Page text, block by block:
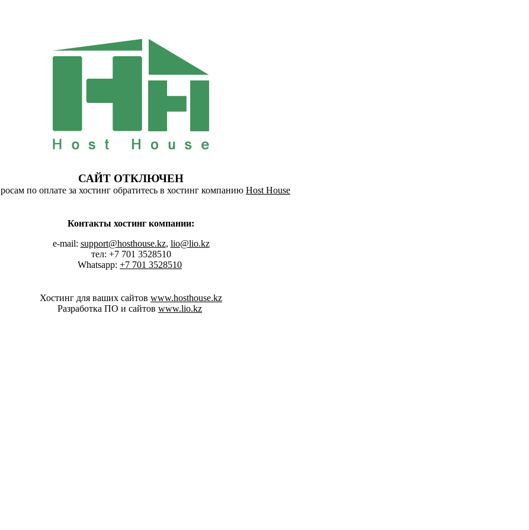
САЙТ ОТКЛЮЧЕН
по оплате за хостинг обратитесь в хостинг компанию Host House
Контакты хостинг компании:
e-mail: support@hosthouse.kz, lio@lio.kz
тел: +7 701 3528510
Whatsapp: +7 701 3528510
Хостинг для ваших сайтов www.hosthouse.kz
Разработка ПО и сайтов www.lio.kz